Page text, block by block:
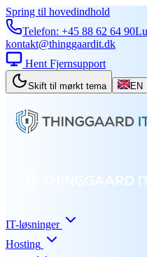
Spring til hovedindhold
Telefon: +45 88 62 64 90
kontakt@thinggaardit.dk
Hent Fjernsupport
Skift til mørkt tema EN
IT-løsninger
Hosting